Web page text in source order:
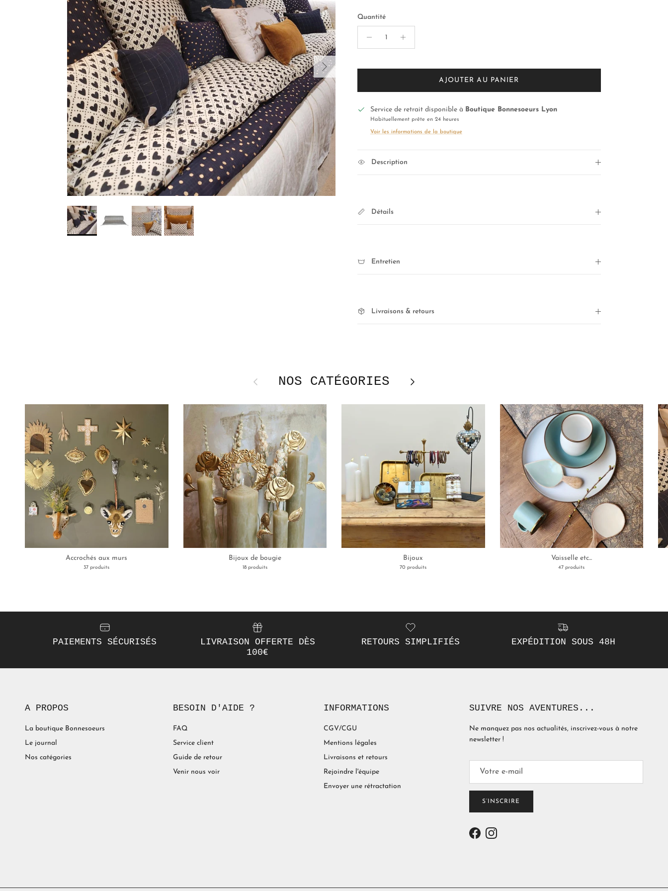
Suivant
Quantité
AJOUTER AU PANIER
Service de retrait disponible à Boutique Bonnesoeurs Lyon
Habituellement prête en 24 heures
Voir les informations de la boutique
Description
Détails
Entretien
Livraisons & retours
Précédent NOS CATÉGORIES Suivant
Accrochés aux murs
37 produits
Bijoux de bougie
18 produits
Bijoux
70 produits
Vaisselle etc...
47 produits
PAIEMENTS SÉCURISÉS
LIVRAISON OFFERTE DÈS
100€
RETOURS SIMPLIFIÉS EXPÉDITION SOUS 48H
A PROPOS
La boutique Bonnesoeurs
Le journal
Nos catégories
BESOIN D'AIDE ?
FAQ
Service client
Guide de retour
Venir nous voir
INFORMATIONS
CGV/CGU
Mentions légales
Livraisons et retours
Rejoindre l'équipe
Envoyer une rétractation
SUIVRE NOS AVENTURES...
Ne manquez pas nos actualités, inscrivez-vous à notre
newsletter !
S’INSCRIRE
FacebookInstagram